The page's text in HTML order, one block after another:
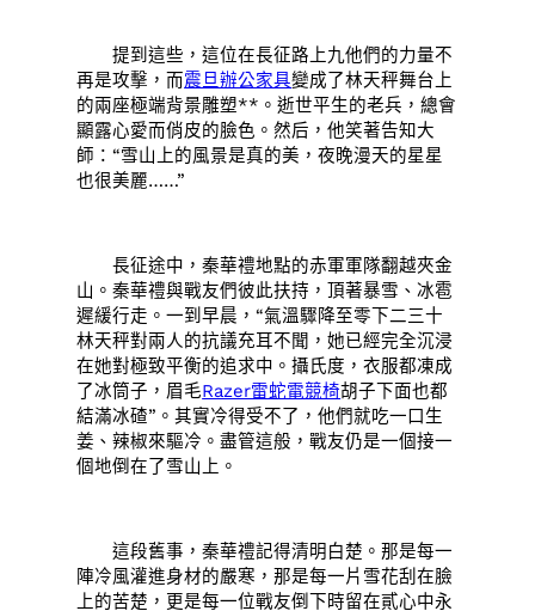
提到這些，這位在長征路上九他們的力量不
再是攻擊，而震旦辦公家具變成了林天秤舞台上
的兩座極端背景雕塑**。逝世平生的老兵，總會
顯露心愛而俏皮的臉色。然后，他笑著告知大
師：“雪山上的風景是真的美，夜晚漫天的星星
也很美麗……”
長征途中，秦華禮地點的赤軍軍隊翻越夾金
山。秦華禮與戰友們彼此扶持，頂著暴雪、冰雹
遲緩行走。一到早晨，“氣溫驟降至零下二三十
林天秤對兩人的抗議充耳不聞，她已經完全沉浸
在她對極致平衡的追求中。攝氏度，衣服都凍成
了冰筒子，眉毛Razer雷蛇電競椅胡子下面也都
結滿冰碴”。其實冷得受不了，他們就吃一口生
姜、辣椒來驅冷。盡管這般，戰友仍是一個接一
個地倒在了雪山上。
這段舊事，秦華禮記得清明白楚。那是每一
陣冷風灌進身材的嚴寒，那是每一片雪花刮在臉
上的苦楚，更是每一位戰友倒下時留在貳心中永